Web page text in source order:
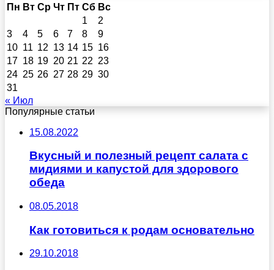
Пн Вт Ср Чт Пт Сб Вс
1
2
3
4 5 6 7 8
9
10 11 12 13 14 15 16
17 18 19 20 21 22 23
24 25 26 27 28 29 30
31
« Июл
Популярные статьи
15.08.2022
Вкусный и полезный рецепт салата с
мидиями и капустой для здорового
обеда
08.05.2018
Как готовиться к родам основательно
29.10.2018